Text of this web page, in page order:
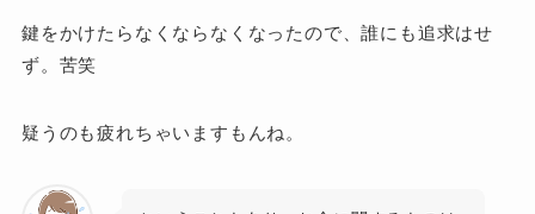
鍵をかけたらなくならなくなったので、誰にも追求はせ
ず。苦笑
疑うのも疲れちゃいますもんね。